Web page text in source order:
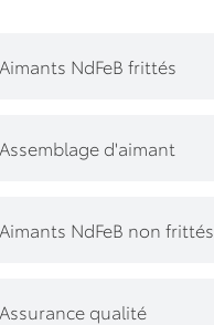
Aimants NdFeB frittés
Assemblage d'aimant
Aimants NdFeB non frittés
Assurance qualité